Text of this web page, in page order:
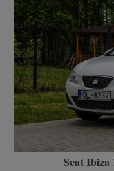
Seat Ibiza